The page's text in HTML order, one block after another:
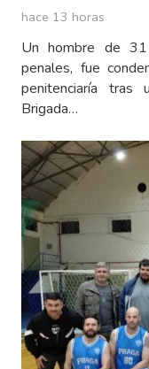
hace 13 horas
Un hombre de
penales, fue
penitenciaría tras
Brigada…